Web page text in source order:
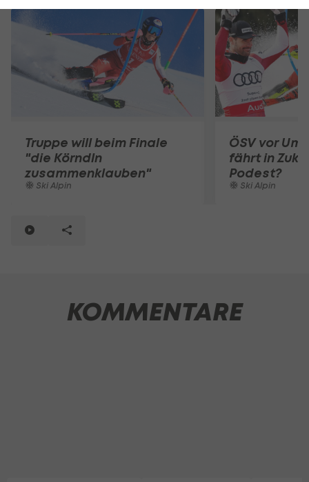
Truppe will beim Finale
"die Körndln
zusammenklauben"
Ski Alpin
ÖSV vor
fährt in
Podest?
Ski Alpin
KOMMENTARE